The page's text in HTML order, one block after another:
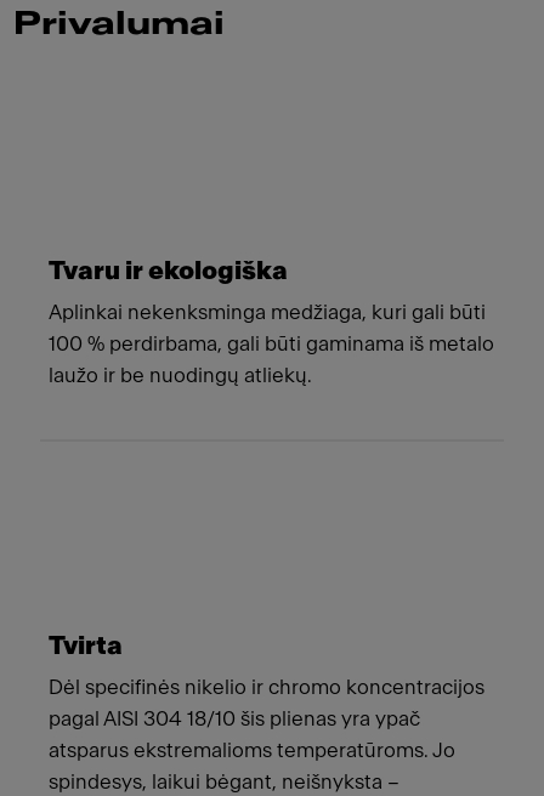
Privalumai
Tvaru ir ekologiška
Aplinkai nekenksminga medžiaga, kuri gali būti
100 % perdirbama, gali būti gaminama iš metalo
laužo ir be nuodingų atliekų.
Tvirta
Dėl specifinės nikelio ir chromo koncentracijos
pagal AISI 304 18/10 šis plienas yra ypač
atsparus ekstremalioms temperatūroms. Jo
spindesys, laikui bėgant, neišnyksta –